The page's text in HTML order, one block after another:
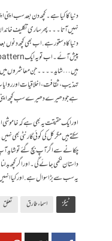
دنیا کا کیا ہے ۔ کچھ دن بعد سب اپنی
نہیں آتا۔۔۔پھر ساری تکلیف
دنیا کا دستور ہے. اب بھی کچھ دنوں
ہیں… شاید۔۔۔۔ جن معاشروں میں
تہذیب، ثقافت، اخلاقیات اور
ہے جو دھیرے دھیرے سب کچھ
اور ایک حقیقت یہ بھی ہے کہ خاموشی
سکتے ہیں مگر کل کی کوئی گارنٹی بھی
چکانے سے اگر آپ بچ گئے تو شاید آپ
داستان لکھی جائے گی۔اور اگر کچھ
یہ سب سے بڑا سوال ہے. اور کیا
ٹیگز اسماء طارق تعلق